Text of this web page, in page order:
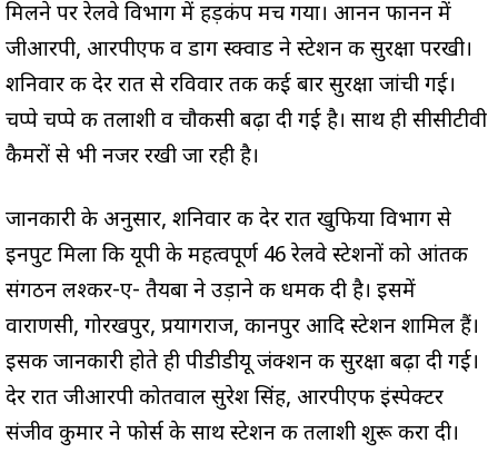
मिलने पर रेलवे विभाग में हड़कंप मच गया। आनन फानन में
जीआरपी, आरपीएफ व डाग स्क्वाड ने स्टेशन की सुरक्षा परखी।
शनिवार की देर रात से रविवार तक कई बार सुरक्षा जांची गई।
चप्पे चप्पे की तलाशी व चौकसी बढ़ा दी गई है। साथ ही सीसीटीवी
कैमरों से भी नजर रखी जा रही है।
जानकारी के अनुसार, शनिवार की देर रात खुफिया विभाग से
इनपुट मिला कि यूपी के महत्वपूर्ण 46 रेलवे स्टेशनों को आंतकी
संगठन लश्कर-ए- तैयबा ने उड़ाने की धमकी दी है। इसमें
वाराणसी, गोरखपुर, प्रयागराज, कानपुर आदि स्टेशन शामिल हैं।
इसकी जानकारी होते ही पीडीडीयू जंक्शन की सुरक्षा बढ़ा दी गई।
देर रात जीआरपी कोतवाल सुरेश सिंह, आरपीएफ इंस्पेक्टर
संजीव कुमार ने फोर्स के साथ स्टेशन की तलाशी शुरू करा दी।